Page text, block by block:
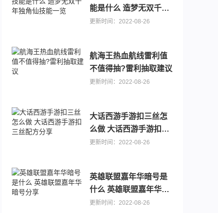
能是什么 造梦无双千年
独角仙技能一览
更新时间：2022-08-26
航海王热血航线雷利值
不值得抽?雷利抽取建议
更新时间：2022-08-26
大话西游手游扣三丝怎
么做 大话西游手游扣三
丝配方分享
更新时间：2022-08-26
英雄联盟嘉年华暗号是
什么 英雄联盟嘉年华暗
号分享
更新时间：2022-08-26